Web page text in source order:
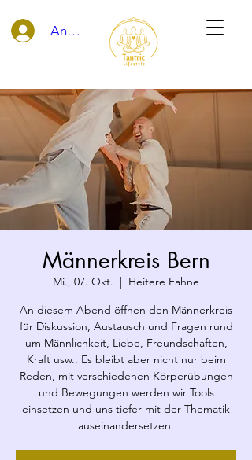
Anmelden
Männerkreis Bern
Mi., 07. Okt.
  |
Heitere Fahne
An diesem Abend öffnen den Männerkreis
für Diskussion, Austausch und Fragen rund
um Männlichkeit, Liebe, Freundschaften,
Kraft usw.. Es bleibt aber nicht nur beim
Reden, mit verschiedenen Körperübungen
und Bewegungen werden wir Tools
einsetzen und uns tiefer mit der Thematik
auseinandersetzen.